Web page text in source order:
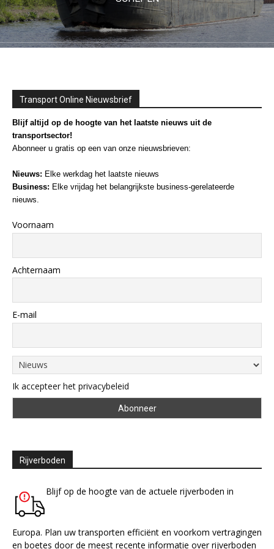
Transport Online Nieuwsbrief
Blijf altijd op de hoogte van het laatste nieuws uit de
transportsector!
Abonneer u gratis op een van onze nieuwsbrieven:
Nieuws: Elke werkdag het laatste nieuws
Business: Elke vrijdag het belangrijkste business-gerelateerde
nieuws.
Voornaam
Achternaam
E-mail
Ik accepteer het privacybeleid
Rijverboden
Blijf op de hoogte van de actuele rijverboden in
Europa. Plan uw transporten efficiënt en voorkom vertragingen
en boetes door de meest recente informatie over rijverboden